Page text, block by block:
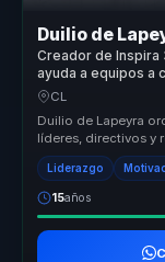
Duilio de
Creador de Inspira
ayuda a equipos a
motivación y
CL
Duilio de Lapeyra
líderes, directivos y
atrás eq...
Liderazgo
15años